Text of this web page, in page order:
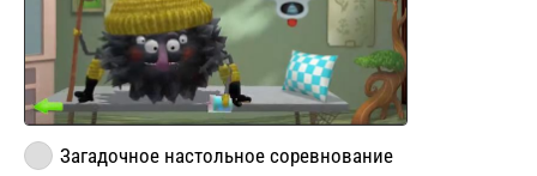
Загадочное настольное соревнование